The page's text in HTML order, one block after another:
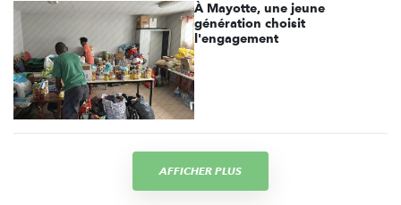
À Mayotte, une jeune
génération choisit
l'engagement
AFFICHER PLUS